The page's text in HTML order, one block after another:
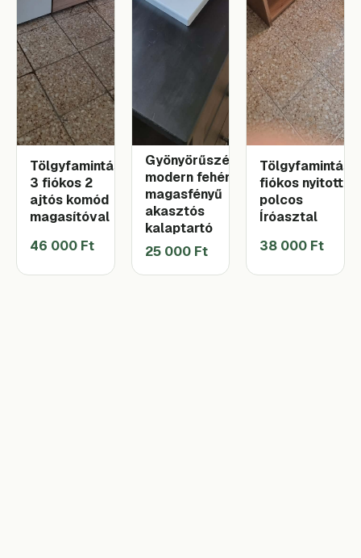
Tölgyfamintás
3 fiókos 2
ajtós komód
magasítóval
46 000 Ft
Gyönyörűszép
modern fehér
magasfényű
akasztós
kalaptartó
25 000 Ft
Tölgyfamintás
fiókos nyitott
polcos
Íróasztal
38 000 Ft